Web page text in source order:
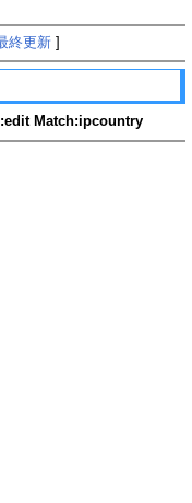
終更新]
Match:ipcountry